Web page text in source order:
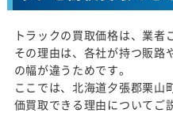
トラックの買取価格は、業者
その理由は、各社が持つ販路
の幅が違うためです。
ここでは、北海道夕張郡栗山
価買取できる理由についてご